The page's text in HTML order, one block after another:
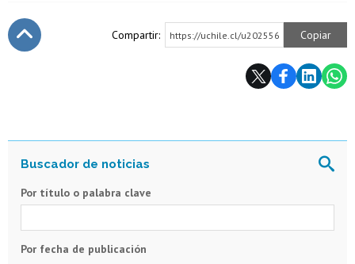
Compartir: https://uchile.cl/u202556 Copiar
Por título o palabra clave